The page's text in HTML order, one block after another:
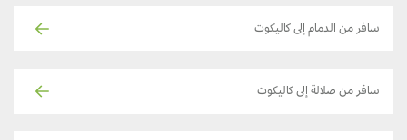
سافر من الدمام إلى كاليكوت
سافر من صلالة إلى كاليكوت